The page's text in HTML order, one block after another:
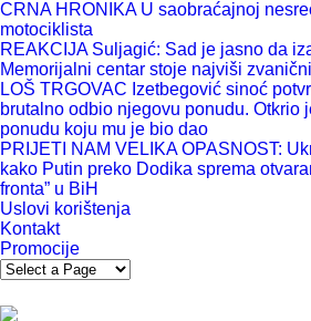
CRNA HRONIKA U saobraćajnoj
motociklista
REAKCIJA Suljagić: Sad je jasno da
Memorijalni centar stoje najviši
LOŠ TRGOVAC Izetbegović sinoć
brutalno odbio njegovu ponudu. Otkrio
ponudu koju mu je bio dao
PRIJETI NAM VELIKA OPASNOST:
kako Putin preko Dodika sprema
fronta” u BiH
Uslovi korištenja
Kontakt
Promocije